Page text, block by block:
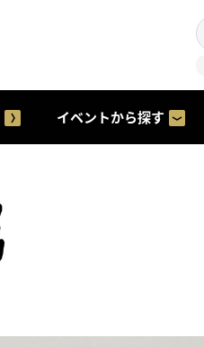
イベントから探す